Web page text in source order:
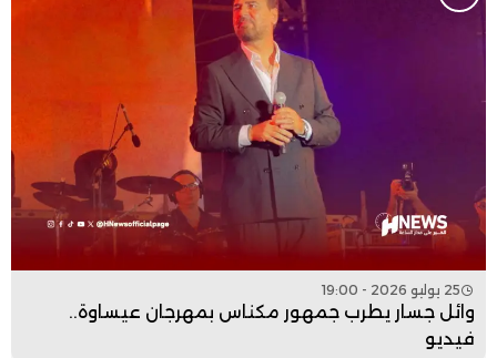
25 يوليو 2026 - 19:00
وائل جسار يطرب جمهور مكناس بمهرجان عيساوة..
فيديو